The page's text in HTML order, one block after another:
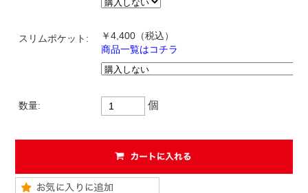
スリムポケット: ￥4,400 （税込）
商品一覧はコチラ
数量: 個